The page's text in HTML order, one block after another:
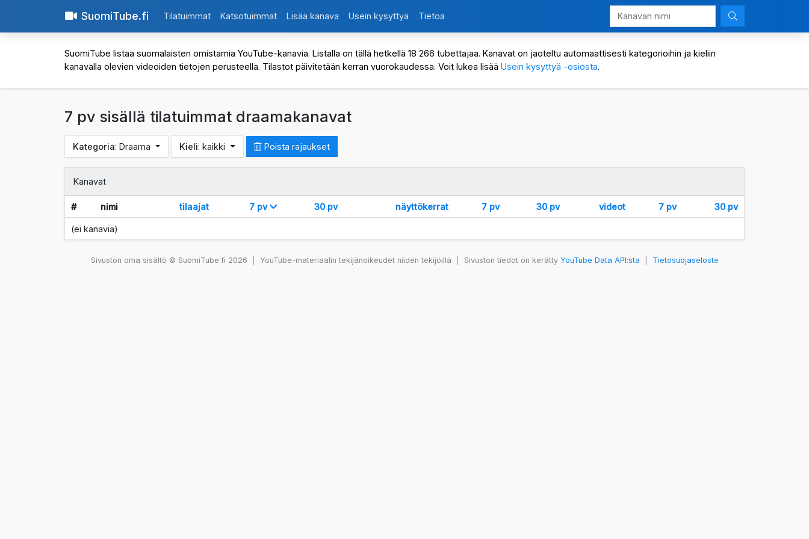
SuomiTube.fi Tilatuimmat Katsotuimmat Lisää kanava Usein kysyttyä Tietoa
SuomiTube listaa suomalaisten omistamia YouTube-kanavia. Listalla on tällä hetkellä 18 266 tubettajaa. Kanavat on jaoteltu automaattisesti kategorioihin ja kieliin
kanavalla olevien videoiden tietojen perusteella. Tilastot päivitetään kerran vuorokaudessa. Voit lukea lisää Usein kysyttyä -osiosta.
7 pv sisällä tilatuimmat draamakanavat
Kategoria: Draama Kieli: kaikki Poista rajaukset
Kanavat
# nimi tilaajat 7 pv 30 pv näyttökerrat 7 pv 30 pv videot 7 pv 30 pv
(ei kanavia)
Sivuston oma sisältö © SuomiTube.fi 2026 YouTube-materiaalin tekijänoikeudet niiden tekijöillä Sivuston tiedot on kerätty YouTube Data API:sta Tietosuojaseloste